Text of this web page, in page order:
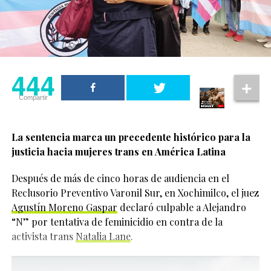
también colaboran fuera de la
pantalla
Erivo también habló sobre el trabajo de Bailey conThe
Shameless Fund, organización creada por el actor en
2024 para recaudar fondos destinados a grupos
LGBTQIA+ alrededor del mundo.
participar desde el inicio del proyecto y aceptó porque
entendió que el actor realmente quería generar un
impacto positivo.
“He podido vivir siendo
yo misma durante
mucho tiempo y me
444
Compartir
444
Compartir
La sentencia marca un precedente histórico para la
justicia hacia mujeres trans en América Latina
Después de más de cinco horas de audiencia en el
Reclusorio Preventivo Varonil Sur, en Xochimilco, el juez
Agustín Moreno Gaspar declaró culpable a Alejandro
“N” por tentativa de feminicidio en contra de la
activista trans Natalia Lane.